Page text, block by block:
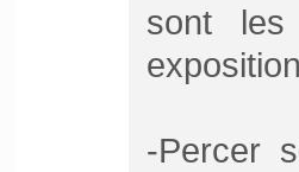
sont les
-Percer